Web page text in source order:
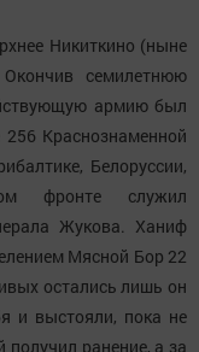
Никиткино (ныне
семилетнюю
армию был
256 Краснознаменной
Белоруссии,
фронте служил
Жукова. Ханиф
Мясной Бор 22
остались лишь он
и выстояли, пока не
ранение, а за